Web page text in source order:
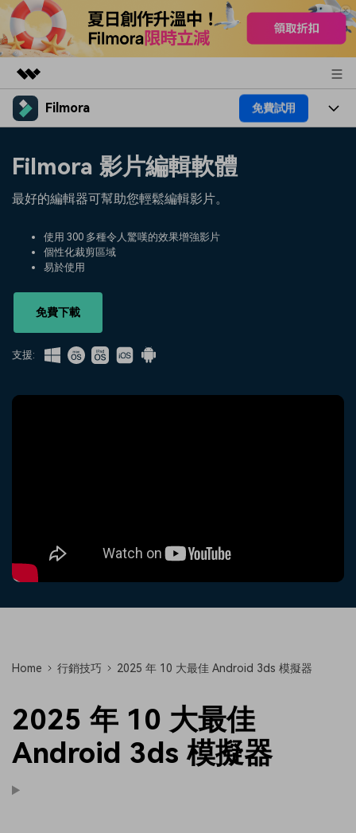
精選產品
實用工具
解決方案
商店
Filmora 免費試用
音訊
熱門人群
熱門方案
部落格
AI提示詞大全
收錄 100+ 熱門影片提示詞，快
幫助中心
我們隨時為您提供協助 如何用 Filmora 做出影響力
產品信息
立即購買 登入
Filmora 影片編輯軟體
最好的編輯器可幫助您輕鬆編輯影片。
使用 300 多種令人驚嘆的效果增強影片
個性化裁剪區域
易於使用
免費下載
支援:
Home 行銷技巧 2025 年 10 大最佳 Android 3ds 模擬器
2025 年 10 大最佳
Android 3ds 模擬器